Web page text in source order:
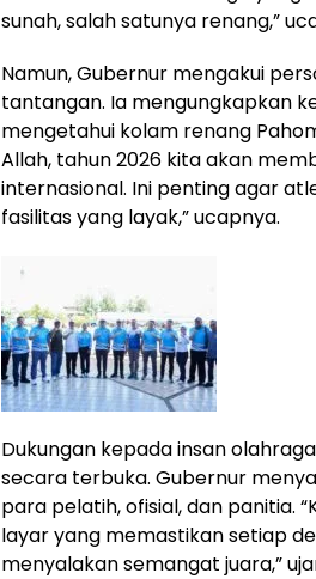
sunah, salah satunya renang,”
Namun, Gubernur mengakui
tantangan. Ia mengungkapkan
mengetahui kolam renang
Allah, tahun 2026 kita akan
internasional. Ini penting agar
fasilitas yang layak,” ucapnya.
Dukungan kepada insan
secara terbuka. Gubernur
para pelatih, ofisial, dan panitia.
layar yang memastikan setiap
menyalakan semangat juara,”